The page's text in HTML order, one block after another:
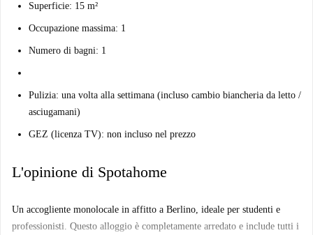
Superficie: 15 m²
Occupazione massima: 1
Numero di bagni: 1
Pulizia: una volta alla settimana (incluso cambio biancheria da letto /
asciugamani)
GEZ (licenza TV): non incluso nel prezzo
L'opinione di Spotahome
Un accogliente monolocale in affitto a Berlino, ideale per studenti e
professionisti. Questo alloggio è completamente arredato e include tutti i